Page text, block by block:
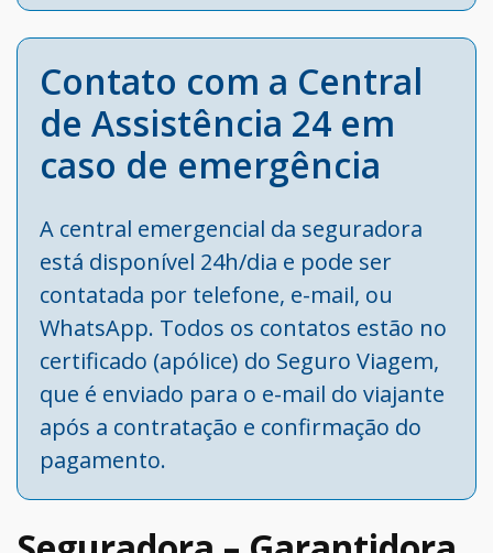
Contato com a Central
de Assistência 24 em
caso de emergência
A central emergencial da seguradora
está disponível 24h/dia e pode ser
contatada por telefone, e-mail, ou
WhatsApp. Todos os contatos estão no
certificado (apólice) do Seguro Viagem,
que é enviado para o e-mail do viajante
após a contratação e confirmação do
pagamento.